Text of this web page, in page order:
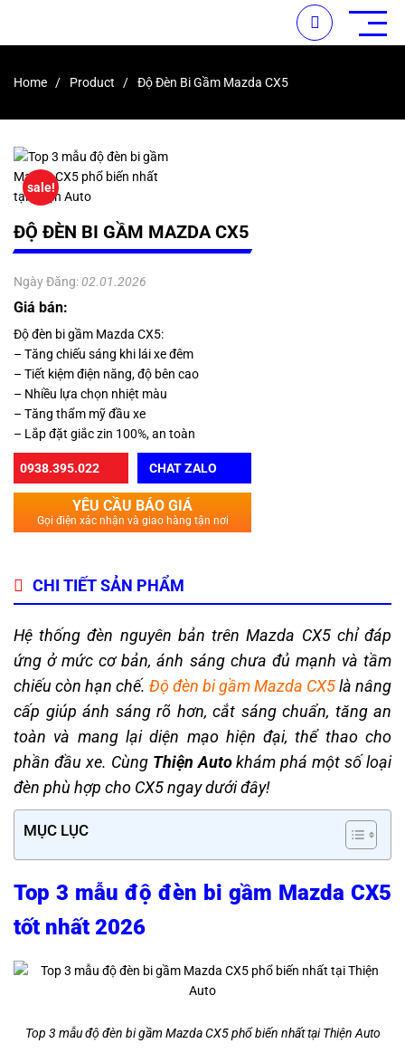
Home Product Độ Đèn Bi Gầm Mazda CX5
sale!
ĐỘ ĐÈN BI GẦM MAZDA CX5
Ngày Đăng:02.01.2026
Giá bán:
Độ đèn bi gầm Mazda CX5:
– Tăng chiếu sáng khi lái xe đêm
– Tiết kiệm điện năng, độ bên cao
– Nhiều lựa chọn nhiệt màu
– Tăng thẩm mỹ đầu xe
– Lắp đặt giắc zin 100%, an toàn
0938.395.022 CHAT ZALO
YÊU CẦU BÁO GIÁ
Gọi điện xác nhận và giao hàng tận nơi
CHI TIẾT SẢN PHẨM
Hệ thống đèn nguyên bản trên Mazda CX5 chỉ đáp
ứng ở mức cơ bản, ánh sáng chưa đủ mạnh và tầm
chiếu còn hạn chế. Độ đèn bi gầm Mazda CX5là nâng
cấp giúp ánh sáng rõ hơn, cắt sáng chuẩn, tăng an
toàn và mang lại diện mạo hiện đại, thể thao cho
phần đầu xe. Cùng Thiện Autokhám phá một số loại
đèn phù hợp cho CX5 ngay dưới đây!
MỤC LỤC
Top 3 mẫu độ đèn bi gầm Mazda CX5
tốt nhất 2026
Top 3 mẫu độ đèn bi gầm Mazda CX5 phổ biến nhất tại Thiện Auto